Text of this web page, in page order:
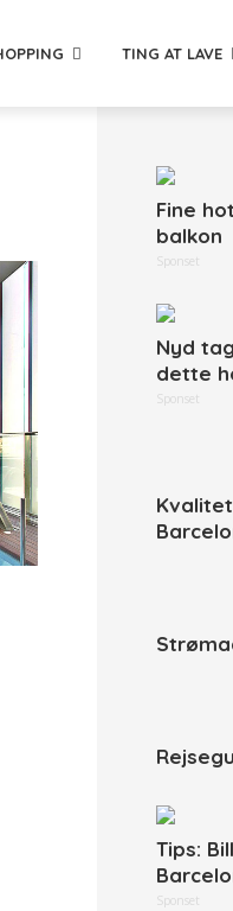
TING AT LAVE
Fine
balkon
Sponset
Nyd
dette
Sponset
Tips:
Sponset